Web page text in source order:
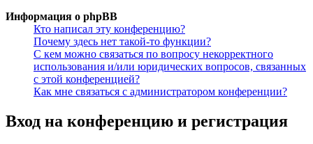
Информация о phpBB
Кто написал эту конференцию?
Почему здесь нет такой-то функции?
С кем можно связаться по вопросу некорректного
использования и/или юридических вопросов, связанных
с этой конференцией?
Как мне связаться с администратором конференции?
Вход на конференцию и регистрация